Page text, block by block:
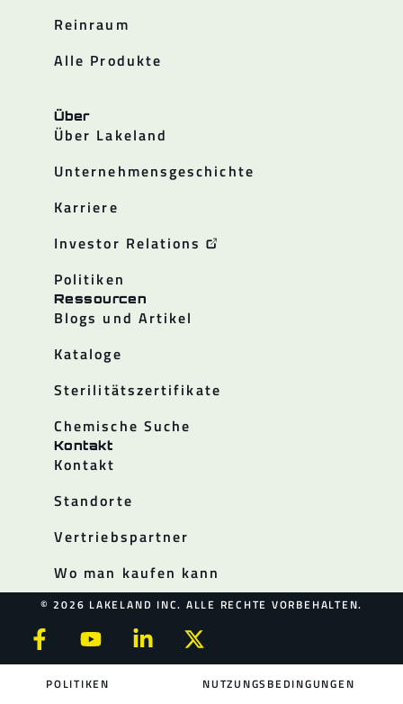
Reinraum
Alle Produkte
Über
Über Lakeland
Unternehmensgeschichte
Karriere
Investor Relations
Politiken
Ressourcen
Blogs und Artikel
Kataloge
Sterilitätszertifikate
Chemische Suche
Kontakt
Kontakt
Standorte
Vertriebspartner
Wo man kaufen kann
© 2026 LAKELAND INC. ALLE RECHTE VORBEHALTEN.
POLITIKEN NUTZUNGSBEDINGUNGEN